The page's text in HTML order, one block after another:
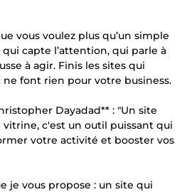
vous voulez plus qu’un simple
qui capte l’attention, qui parle à
à agir. Finis les sites qui
ne font rien pour votre business.
Dayadad** : "Un site
c'est un outil puissant qui
votre activité et booster vos
je vous propose : un site qui